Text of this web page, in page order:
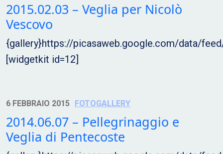
2015.02.03 – Veglia per Nicolò
Vescovo
{gallery}https://picasaweb.google.com/data/
[widgetkit id=12]
6 FEBBRAIO 2015 FOTOGALLERY
2014.06.07 – Pellegrinaggio e
Veglia di Pentecoste